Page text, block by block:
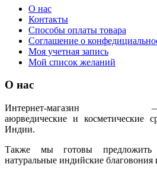
О нас
Контакты
Способы оплаты товара
Соглашение о
Моя учетная запись
Мой список желаний
О нас
Интернет-магазин
—
аюрведические и косметические
Индии.
Также мы готовы
натуральные индийские благовония